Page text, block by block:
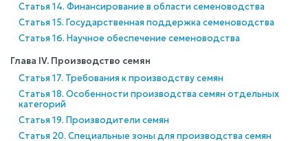
Статья 14. Финансирование в области семеноводства
Статья 15. Государственная поддержка семеноводства
Статья 16. Научное обеспечение семеноводства
Глава IV. Производство семян
Статья 17. Требования к производству семян
Статья 18. Особенности производства семян отдельных
категорий
Статья 19. Производители семян
Статья 20. Специальные зоны для производства семян